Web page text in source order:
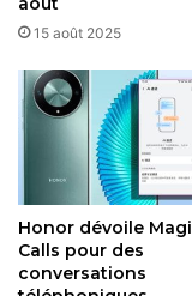
L’éditeur créatif AI
l’expérience
AI Erase ,
éléments
Upscale, qui
leur netteté et en
fonctionnalitéAI
15 août 2025
Honor dévoile
Calls pour des
conversations